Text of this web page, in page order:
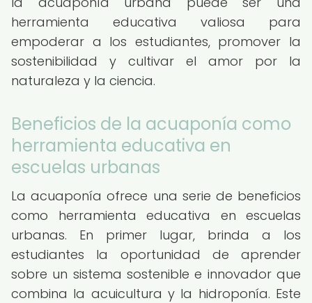
herramienta educativa valiosa para
empoderar a los estudiantes, promover la
sostenibilidad y cultivar el amor por la
naturaleza y la ciencia.
Beneficios de la acuaponía como
herramienta educativa en
escuelas urbanas
La acuaponía ofrece una serie de beneficios
como herramienta educativa en escuelas
urbanas. En primer lugar, brinda a los
estudiantes la oportunidad de aprender
sobre un sistema sostenible e innovador que
combina la acuicultura y la hidroponía. Este